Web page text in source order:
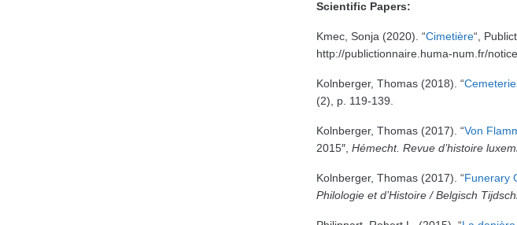
Scientific Papers:
Kmec, Sonja (2020). “Cimetière“,
http://publictionnaire.huma-num.fr/
Kolnberger, Thomas (2018). “
(2), p. 119-139.
Kolnberger, Thomas (2017). “Von
2015″, Hémecht. Revue d’histoire
Kolnberger, Thomas (2017). “Funerary
Philologie et d’Histoire / Belgisch